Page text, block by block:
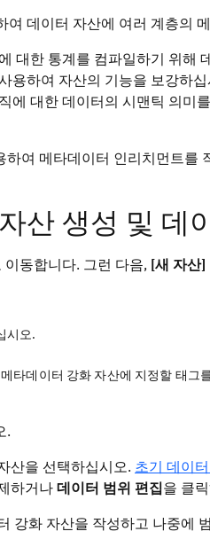
여 데이터 자산에 여러 계층의
대한 통계를 컴파일하기 위해
용하여 자산의 기능을 보강하
에 대한 데이터의 시맨틱 의미
여 메타데이터 인리치먼트를
산 생성 및 데
이동합니다. 그런 다음, [새 자산]
시오.
타데이터 강화 자산에 지정할 태
.
산을 선택하십시오. 초기 데이
하거나데이터 범위 편집을 클
강화 자산을 작성하고 나중에